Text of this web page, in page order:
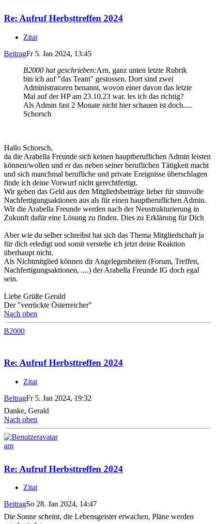
Re: Aufruf Herbsttreffen 2024
Zitat
BeitragFr 5. Jan 2024, 13:45
B2000 hat geschrieben:Arn, ganz unten letzte Rubrik
bin ich auf "das Team" gestossen. Dort sind zwei
Administratoren benannt, wovon einer davon das letzte
Mal auf der HP am 23.10.23 war. les ich das richtig?
Als Admin fast 2 Monate nicht hier schauen ist doch.....
Schorsch
Hallo Schorsch,
da die Arabella Freunde sich keinen hauptberuflichen Admin leisten
können/wollen und er das neben seiner beruflichen Tätigkeit macht
und sich manchmal berufliche und private Ereignisse überschlagen
finde ich deine Vorwurf nicht gerechtfertigt.
Wir geben das Geld aus den Mitgliedsbeiträge lieber für sinnvolle
Nachfertigungsaktionen aus als für einen hauptberuflichen Admin.
Wir die Arabella Freunde werden nach der Neustrukturierung in
Zukunft dafür eine Lösung zu finden. Dies zu Erklärung für Dich
Aber wie du selber schreibst hat sich das Thema Mitgliedschaft ja
für dich erledigt und somit verstehe ich jetzt deine Reaktion
überhaupt nicht.
Als Nichtmitglied können dir Angelegenheiten (Forum, Treffen,
Nachfertigungsaktionen, ....) der Arabella Freunde IG doch egal
sein.
Liebe Grüße Gerald
Der "verrückte Österreicher"
Nach oben
B2000
Re: Aufruf Herbsttreffen 2024
Zitat
BeitragFr 5. Jan 2024, 19:32
Danke, Gerald
Nach oben
arn
Re: Aufruf Herbsttreffen 2024
Zitat
BeitragSo 28. Jan 2024, 14:47
Die Sonne scheint, die Lebensgeister erwachen, Pläne werden